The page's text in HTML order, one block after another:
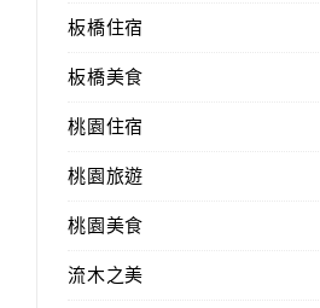
板橋住宿
板橋美食
桃園住宿
桃園旅遊
桃園美食
流木之美